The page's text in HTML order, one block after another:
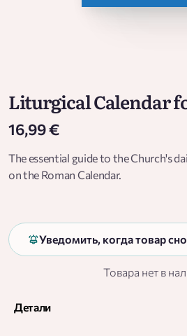
Liturgical Calendar
16,99 €
The essential guide to the Church's
on the Roman Calendar.
Уведомить, когда товар
Товара нет в
Детали